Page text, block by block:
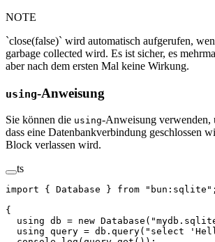
NOTE
`close(false)` wird automatisch aufgerufen,
garbage collected wird. Es ist sicher, es
aber nach dem ersten Mal keine Wirkung.
using-Anweisung
Sie können die using-Anweisung verwenden,
dass eine Datenbankverbindung geschlossen
Block verlassen wird.
ts
import { Database } from "bun:sqlite" ;
{
  using
db = new Database (
  using
query = db. query( "select